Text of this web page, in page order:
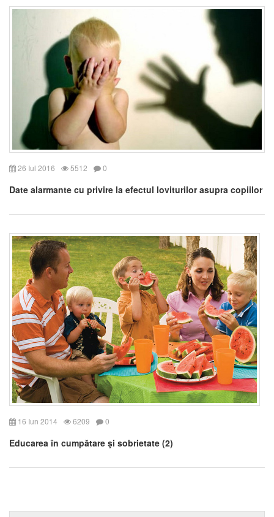
26 Iul 2016 5512 0
Date alarmante cu privire la efectul loviturilor asupra copiilor
16 Iun 2014 6209 0
Educarea în cumpătare şi sobrietate (2)